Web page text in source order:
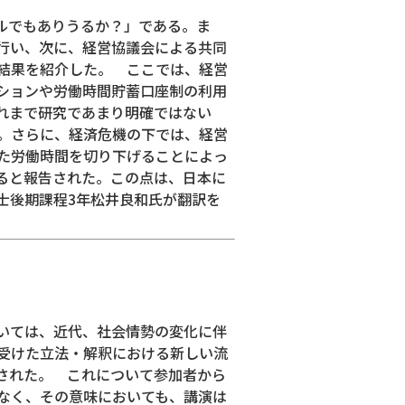
もありうるか？」である。ま
い、次に、経営協議会による共同
果を紹介した。 ここでは、経営
ョンや労働時間貯蓄口座制の利用
まで研究であまり明確ではない
さらに、経済危機の下では、経営
労働時間を切り下げることによっ
報告された。この点は、日本に
期課程3年松井良和氏が翻訳を
ては、近代、社会情勢の変化に伴
けた立法・解釈における新しい流
れた。 これについて参加者から
く、その意味においても、講演は